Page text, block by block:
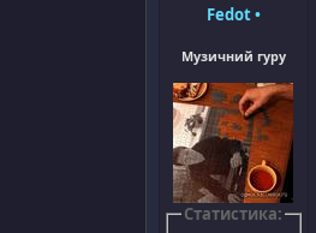
Fedot•
Музичний гуру
Статистика: